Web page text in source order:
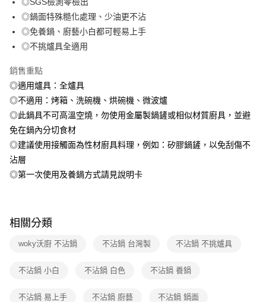
◎鍋面特殊糙化處理、少油更不沾
◎免養鍋、廚藝小白都可輕易上手
◎不挑爐具全適用
銷售重點
◎適用爐具：全爐具
◎不適用：烤箱、洗碗機、烘碗機、微波爐
◎此鍋具不可高溫空燒，勿使用金屬製鍋鏟或相似材質廚具，並避
免在鍋內分切食材
◎建議使用接觸面為性材廚具料理，例如：矽膠鍋鏟，以免刮傷不
沾層
◎第一次使用及養鍋方式請見說明卡
相關分類
woky沃廚 不沾鍋 不沾鍋 台灣製 不沾鍋 不挑爐具
不沾鍋 小白 不沾鍋 白色 不沾鍋 養鍋
不沾鍋 易上手 不沾鍋 廚藝 不沾鍋 鍋面